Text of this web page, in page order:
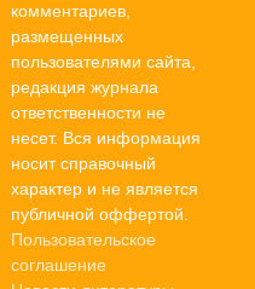
комментариев,
размещенных
пользователями сайта,
редакция журнала
ответственности не
несет. Вся информация
носит справочный
характер и не является
публичной оффертой.
Пользовательское
соглашение